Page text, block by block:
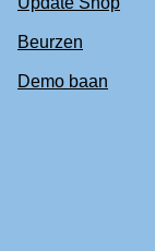
Beurzen
Demo baan